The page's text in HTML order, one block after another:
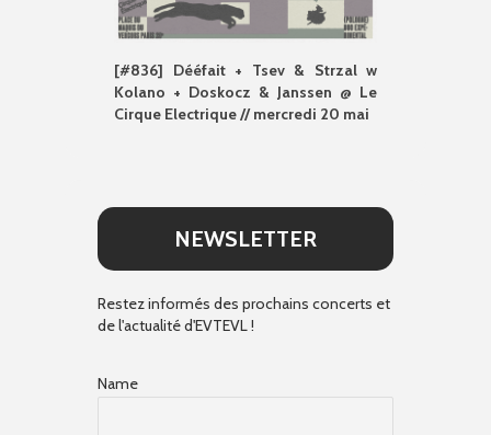
[#836] Dééfait + Tsev & Strzal w
Kolano + Doskocz & Janssen @ Le
Cirque Electrique // mercredi 20 mai
NEWSLETTER
Restez informés des prochains concerts et
de l'actualité d'EVTEVL !
Name